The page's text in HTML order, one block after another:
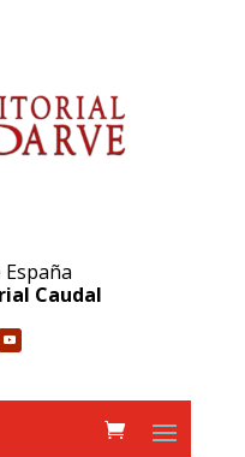
Caudal